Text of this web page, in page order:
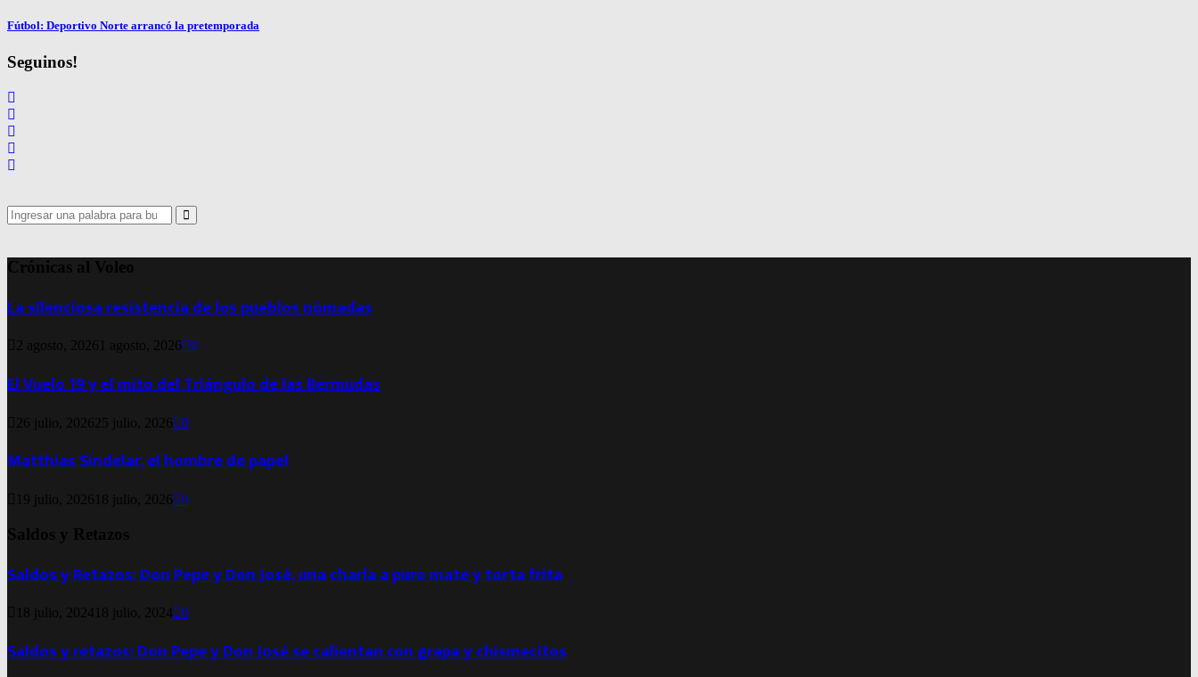
Fútbol: Deportivo Norte arrancó la pretemporada
Seguinos!
Search
for:
Search
Crónicas al Voleo
La silenciosa resistencia de los pueblos nómadas
2 agosto, 2026 1 agosto, 2026 0
El Vuelo 19 y el mito del Triángulo de las Bermudas
26 julio, 2026 25 julio, 2026 0
Matthias Sindelar, el hombre de papel
19 julio, 2026 18 julio, 2026 0
Saldos y Retazos
Saldos y Retazos: Don Pepe y Don José, una charla a puro mate y torta frita
18 julio, 2024 18 julio, 2024 0
Saldos y retazos: Don Pepe y Don José se calientan con grapa y chismecitos